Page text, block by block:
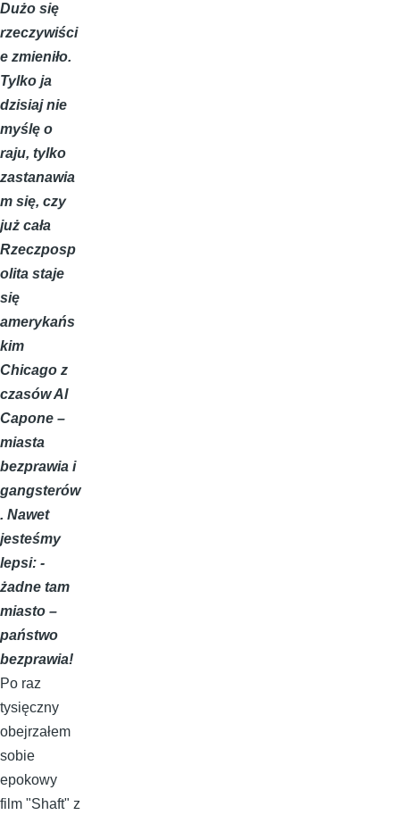
Dużo się
rzeczywiści
e zmieniło.
Tylko ja
dzisiaj nie
myślę o
raju, tylko
zastanawia
m się, czy
już cała
Rzeczposp
olita staje
się
amerykańs
kim
Chicago z
czasów Al
Capone –
miasta
bezprawia i
gangsterów
. Nawet
jesteśmy
lepsi: -
żadne tam
miasto –
państwo
bezprawia!
Po raz
tysięczny
obejrzałem
sobie
epokowy
film "Shaft" z